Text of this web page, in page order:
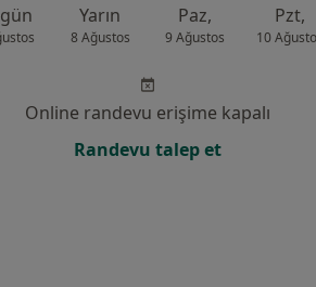
Yarın
8 Ağustos
Paz,
9 Ağustos
Pzt,
10
Online randevu erişime kapalı
Randevu talep et